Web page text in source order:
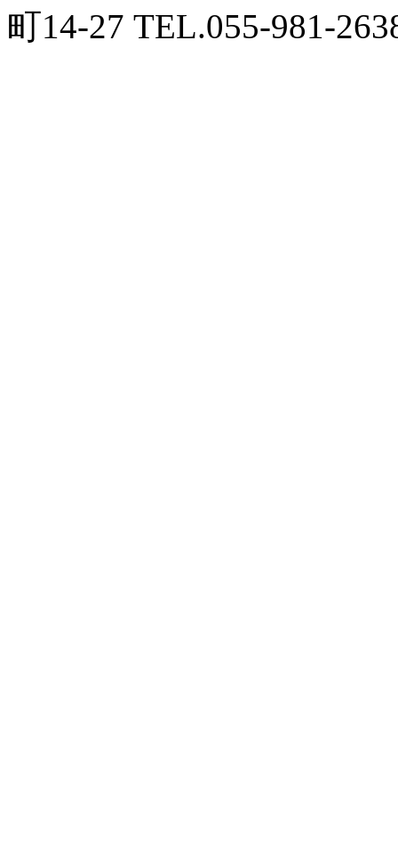
町14-27 TEL.055-981-